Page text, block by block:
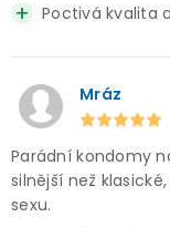
Poctivá kvalita
Mráz
Parádní kondomy
silnější než
sexu.